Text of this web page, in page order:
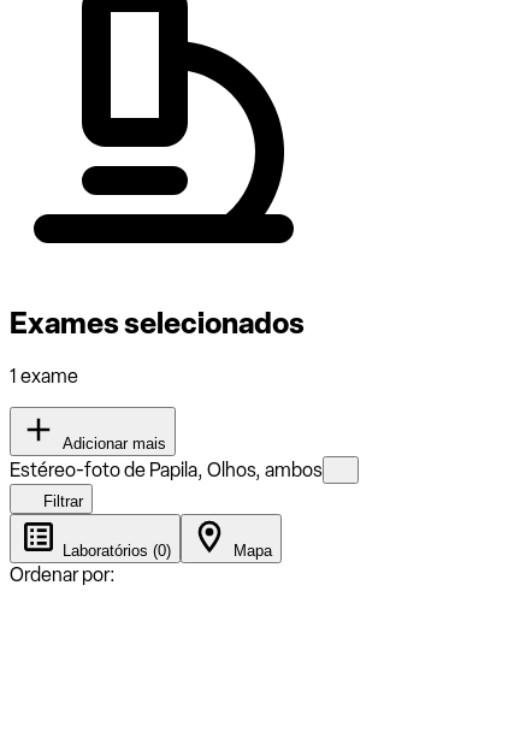
Exames selecionados
1 exame
Adicionar mais
Estéreo-foto de Papila, Olhos, ambos
Filtrar
Laboratórios (0) Mapa
Ordenar por: